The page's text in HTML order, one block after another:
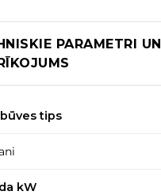
PARAMETRI UN
tips
kW